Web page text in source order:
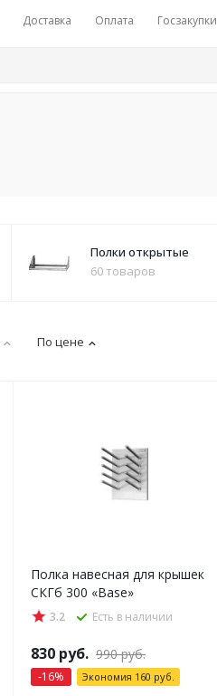
Доставка Оплата Госзакупки
Полки открытые
60 товаров
По цене
Полка навесная для крышек
СКГб 300 «Base»
3.2 Есть в наличии
830 руб. 990руб.
-16% Экономия 160 руб.